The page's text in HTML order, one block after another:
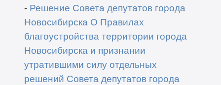
- Решение Совета депутатов города
Новосибирска О Правилах
благоустройства территории города
Новосибирска и признании
утратившими силу отдельных
решений Совета депутатов города